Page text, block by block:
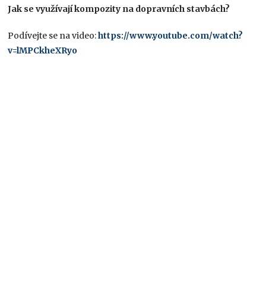
Jak se využívají kompozity na dopravních stavbách?
Podívejte se na video:https://www.youtube.com/watch?
v=lMPCkheXRyo